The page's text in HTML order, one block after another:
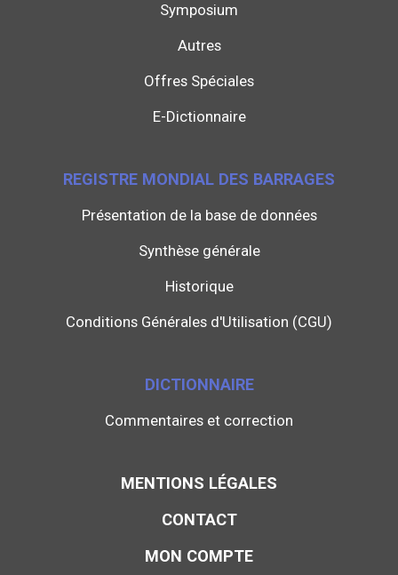
Symposium
Autres
Offres Spéciales
E-Dictionnaire
REGISTRE MONDIAL DES BARRAGES
Présentation de la base de données
Synthèse générale
Historique
Conditions Générales d'Utilisation (CGU)
DICTIONNAIRE
Commentaires et correction
MENTIONS LÉGALES
CONTACT
MON COMPTE